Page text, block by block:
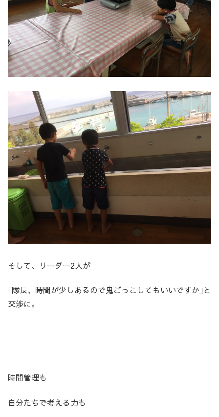
そして、リーダー2人が
｢隊長、時間が少しあるので鬼ごっこしてもいいですか｣と
交渉に。
時間管理も
自分たちで考える力も